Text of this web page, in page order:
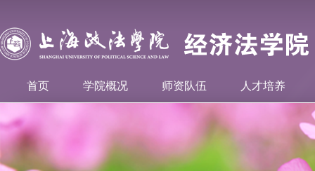
首页 学院概况 师资队伍 人才培养